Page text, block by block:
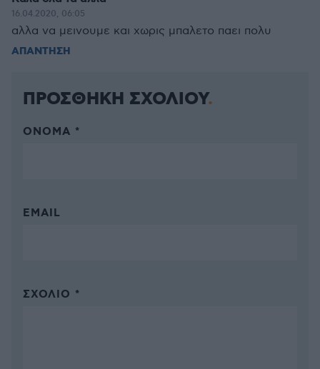
16.04.2020, 06:05
αλλα να μεινουμε και χωρις μπαλετο παει πολυ
ΑΠΑΝΤΗΣΗ
ΠΡΟΣΘΗΚΗ ΣΧΟΛΙΟΥ
ΌΝΟΜΑ *
EMAIL
ΣΧΌΛΙΟ *